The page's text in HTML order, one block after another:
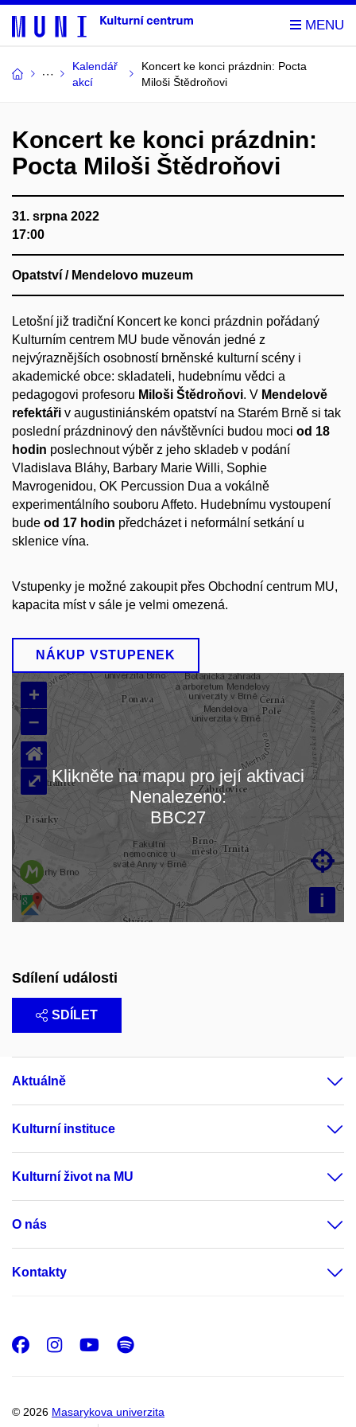
Kalendář
akcí
Koncert ke konci prázdnin: Pocta
Miloši Štědroňovi
Koncert ke konci prázdnin:
Pocta Miloši Štědroňovi
31. srpna 2022
17:00
Opatství / Mendelovo muzeum
Letošní již tradiční Koncert ke konci prázdnin pořádaný
Kulturním centrem MU bude věnován jedné z
nejvýraznějších osobností brněnské kulturní scény i
akademické obce: skladateli, hudebnímu vědci a
pedagogovi profesoru Miloši Štědroňovi. V Mendelově
refektáři v augustiniánském opatství na Starém Brně si tak
poslední prázdninový den návštěvníci budou moci od 18
hodin poslechnout výběr z jeho skladeb v podání
Vladislava Bláhy, Barbary Marie Willi, Sophie
Mavrogenidou, OK Percussion Dua a vokálně
experimentálního souboru Affeto. Hudebnímu vystoupení
bude od 17 hodin předcházet i neformální setkání u
sklenice vína.
Vstupenky je možné zakoupit přes Obchodní centrum MU,
kapacita míst v sále je velmi omezená.
NÁKUP VSTUPENEK
Načítám mapu…
+
–
i

⌂
⤢ Klikněte na mapu pro její aktivaci
Nenalezeno:
BBC27
Sdílení události
SDÍLET
Aktuálně
Kulturní instituce
Kulturní život na MU
O nás
Kontakty
© 2026 Masarykova univerzita
Facebook
Instagram
Youtube
Spotify